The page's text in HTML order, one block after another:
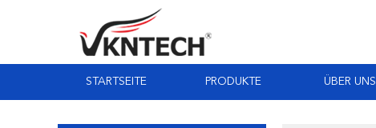
STARTSEITE PRODUKTE ÜBER UNS